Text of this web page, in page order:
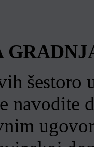
šestoro
navodite